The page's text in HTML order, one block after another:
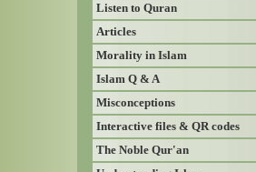
Listen to Quran
Articles
Morality in Islam
Islam Q & A
Misconceptions
Interactive files & QR codes
The Noble Qur'an